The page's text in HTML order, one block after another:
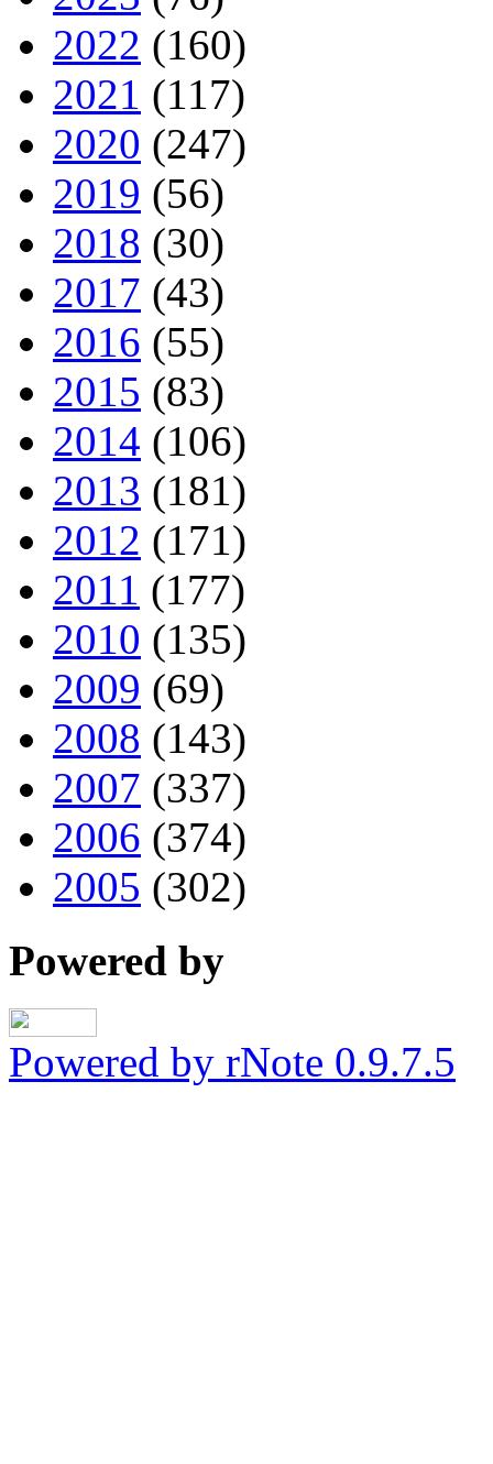
2022 (160)
2021 (117)
2020 (247)
2019 (56)
2018 (30)
2017 (43)
2016 (55)
2015 (83)
2014 (106)
2013 (181)
2012 (171)
2011 (177)
2010 (135)
2009 (69)
2008 (143)
2007 (337)
2006 (374)
2005 (302)
Powered by
Powered by rNote 0.9.7.5